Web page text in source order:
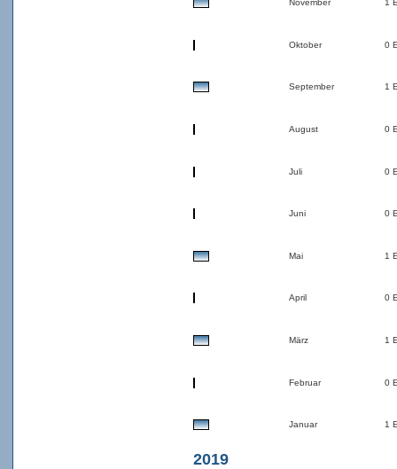
November 1
Oktober 0
September 1
August 0
Juli 0
Juni 0
Mai 1
April 0
März 1
Februar 0
Januar 1
2019